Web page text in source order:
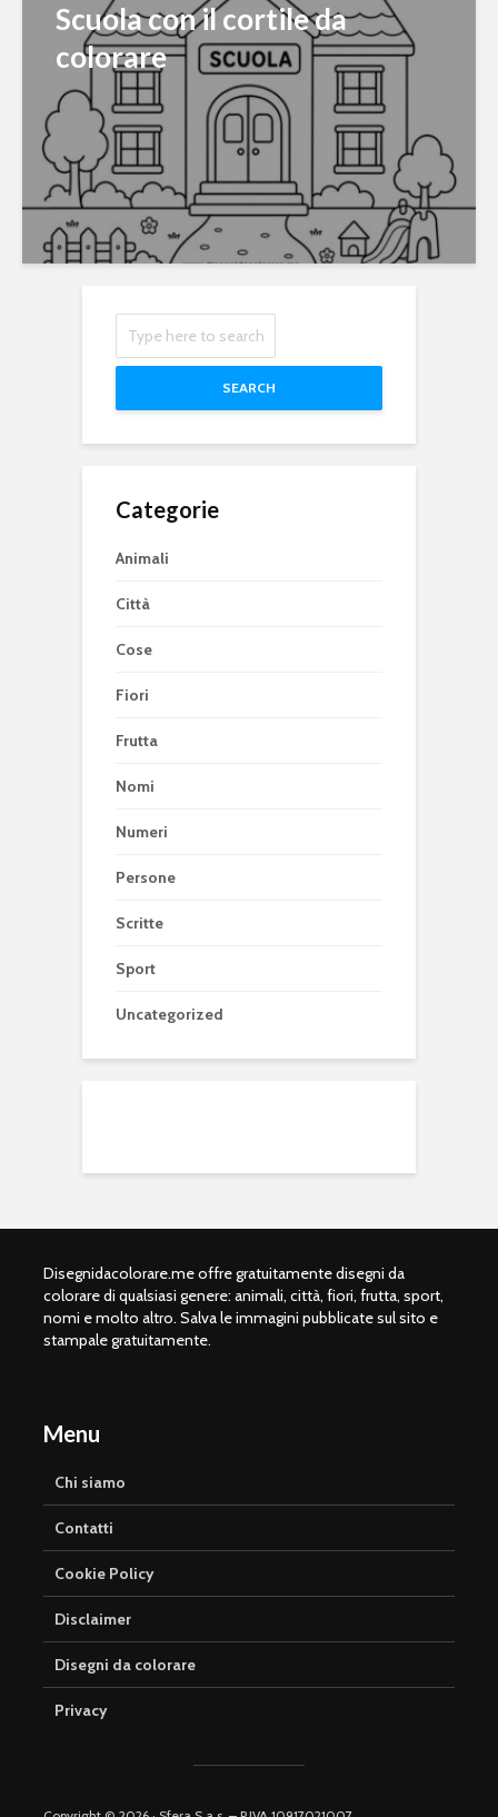
Scuola con il cortile da
colorare
SEARCH
Categorie
Animali
Città
Cose
Fiori
Frutta
Nomi
Numeri
Persone
Scritte
Sport
Uncategorized
Disegnidacolorare.me offre gratuitamente disegni da
colorare di qualsiasi genere: animali, città, fiori, frutta, sport,
nomi e molto altro. Salva le immagini pubblicate sul sito e
stampale gratuitamente.
Menu
Chi siamo
Contatti
Cookie Policy
Disclaimer
Disegni da colorare
Privacy